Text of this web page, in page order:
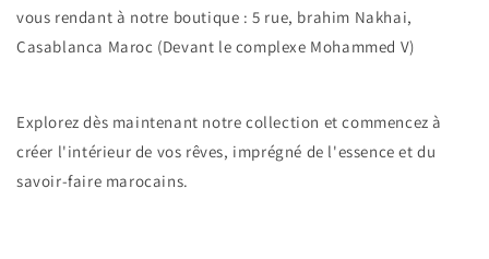
vous rendant à notre boutique : 5 rue, brahim Nakhai,
Casablanca Maroc (Devant le complexe Mohammed V)
Explorez dès maintenant notre collection et commencez à
créer l'intérieur de vos rêves, imprégné de l'essence et du
savoir-faire marocains.